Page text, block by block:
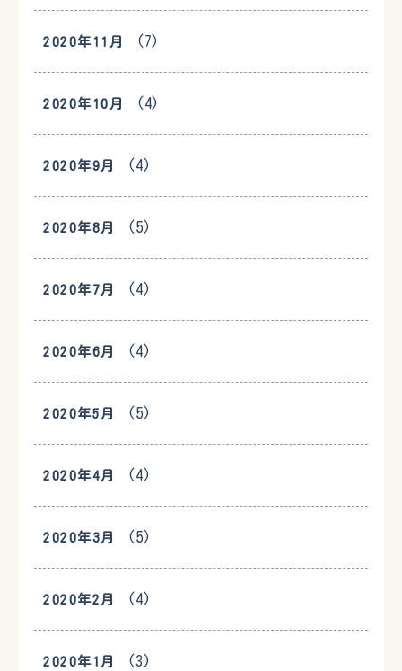
2020年11月 (7)
2020年10月 (4)
2020年9月 (4)
2020年8月 (5)
2020年7月 (4)
2020年6月 (4)
2020年5月 (5)
2020年4月 (4)
2020年3月 (5)
2020年2月 (4)
2020年1月 (3)